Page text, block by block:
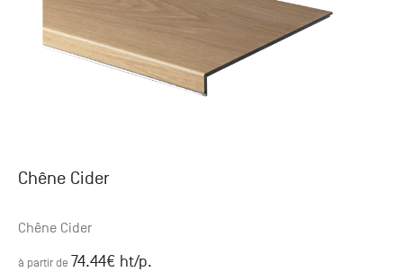
Chêne Cider
Chêne Cider
à partir de 74.44€ ht/p.